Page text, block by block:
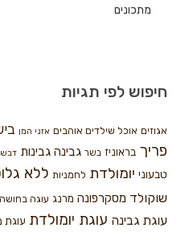
מתכונים
חיפוש לפי תגיות
אגוזים אוכל שילדים אוהבים אזני המן
פריך בראוניז בשר גבינה גבינות דבש
טבעוני יומולדת לחמניות ללא
שוקולד מסקרפונה מרנג עוגה בחושה
עוגת גבינה עוגת יומולדת עוגת